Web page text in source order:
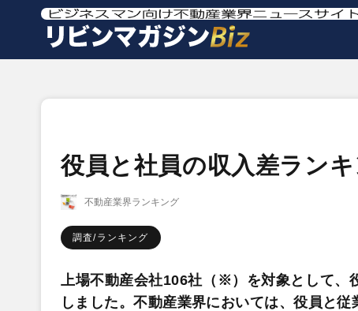
役員と社員の収入差ラン
不動産業界ランキング
調査/ランキング
上場不動産会社106社（※）を対象として、
しました。不動産業界においては、役員と